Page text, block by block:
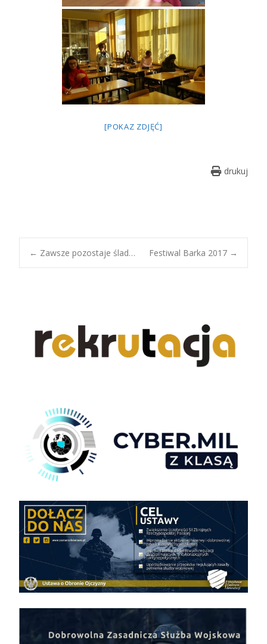
[POKAZ ZDJĘĆ]
drukuj
Post
← Zawsze pozostaje ślad… Festiwal Barka 2017 →